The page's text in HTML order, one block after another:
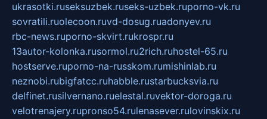
ukrasotki.ruseksuzbek.ruseks-uzbek.ruporno-vk.ru
sovratili.ruolecoon.ruvd-dosug.ruadonyev.ru
rbc-news.ruporno-skvirt.rukrospr.ru
13autor-kolonka.rusormol.ru2rich.ruhostel-65.ru
hostserve.ruporno-na-russkom.rumishinlab.ru
neznobi.rubigfatcc.ruhabble.rustarbucksvia.ru
delfinet.rusilvernano.ruelestal.ruvektor-doroga.ru
velotrenajery.rupronso54.rulenasever.rulovinskix.ru